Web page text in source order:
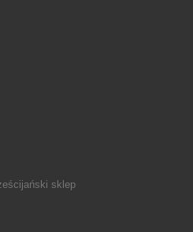
sklep